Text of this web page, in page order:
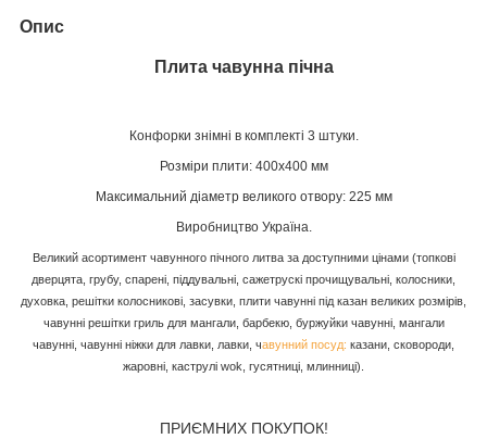
Опис
Плита чавунна пічна
Конфорки знімні в комплекті 3 штуки.
Розміри плити: 400х400 мм
Максимальний діаметр великого отвору: 225 мм
Виробництво Україна.
Великий асортимент чавунного пічного литва за доступними цінами (топкові
дверцята, грубу, спарені, піддувальні, сажетрускі прочищувальні, колосники,
духовка, решітки колосникові, засувки, плити чавунні під казан великих розмірів,
чавунні решітки гриль для мангали, барбекю, буржуйки чавунні, мангали
чавунні, чавунні ніжки для лавки, лавки, чавунний посуд: казани, сковороди,
жаровні, каструлі wok, гусятниці, млинниці).​
ПРИЄМНИХ ПОКУПОК!